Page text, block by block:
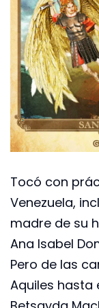
Tocó con
Venezuela,
madre de su
Ana Isabel
Pero de las
Aquiles hasta